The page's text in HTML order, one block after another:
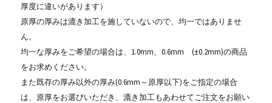
厚度に違いがあります）
原厚の厚みは漉き加工を施していないので、均一ではありませ
ん。
均一な厚みをご希望の場合は、1.0mm、0.6mm (±0.2mm)の商品
をお求めください。
また既存の厚み以外の厚み(0.6mm～原厚以下)をご指定の場合
は、原厚をお選びいただき、漉き加工もあわせてご注文をお願い